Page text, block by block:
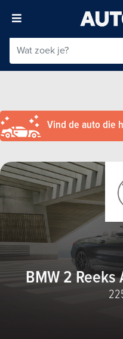
Vind de auto die
BMW 2